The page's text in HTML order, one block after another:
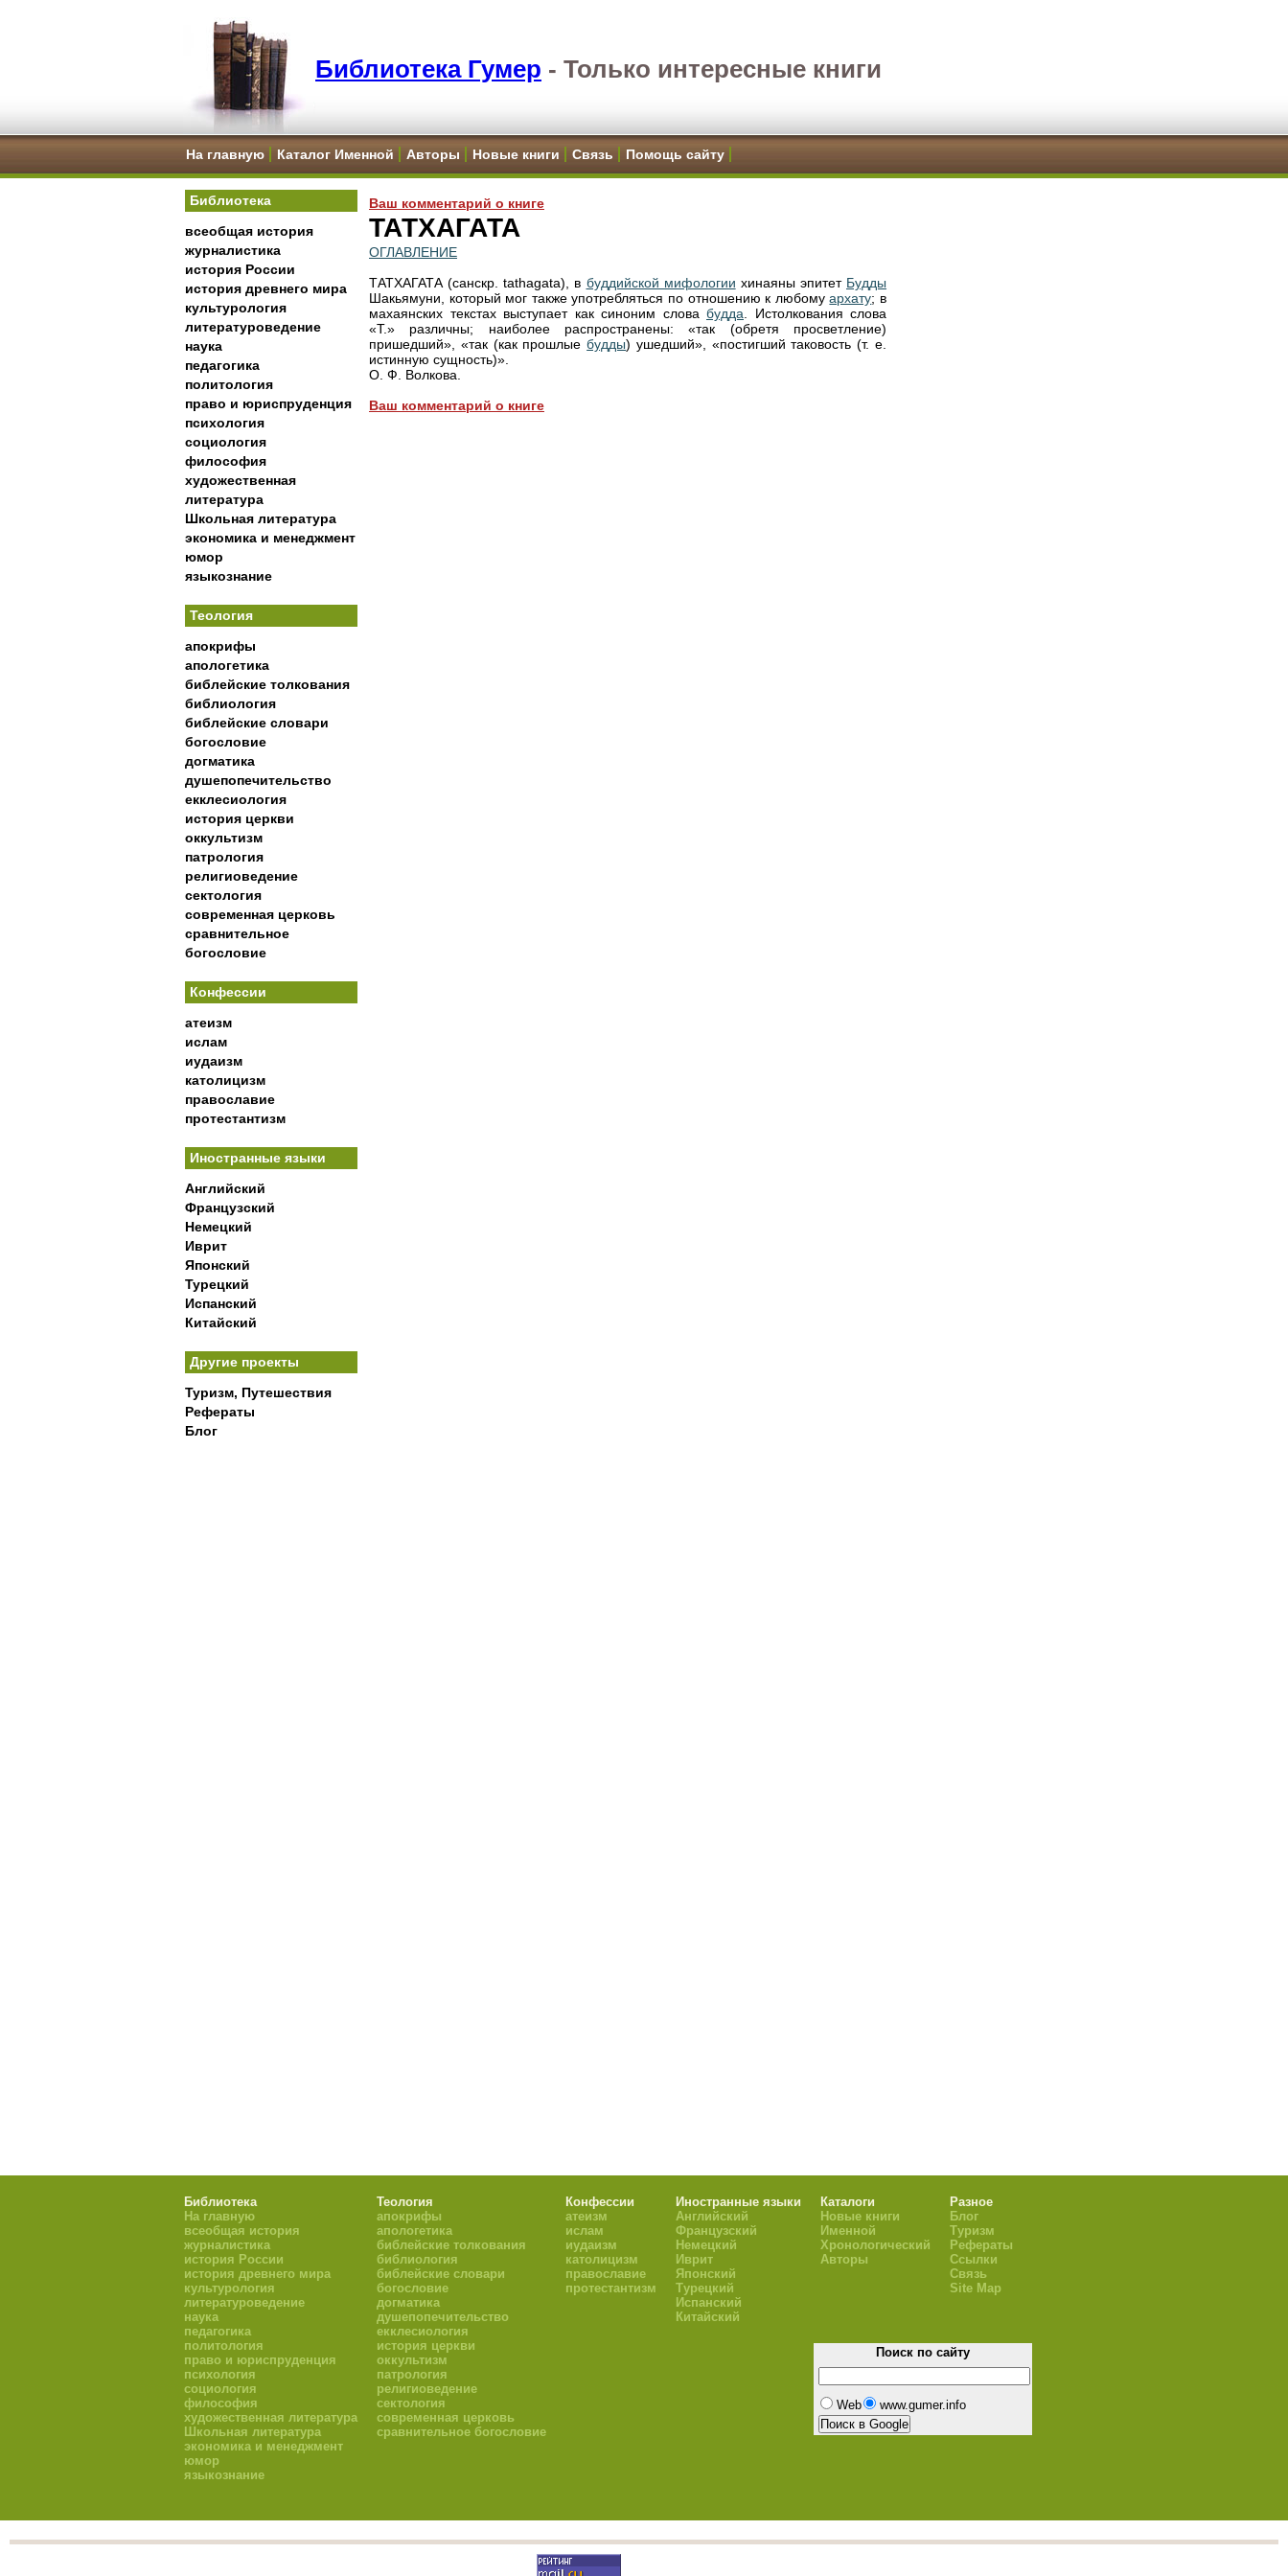
Библиотека Гумер - Только интересные книги
На главную Каталог Именной Авторы Новые книги Связь Помощь сайту
Библиотека
всеобщая история
журналистика
история России
история древнего мира
культурология
литературоведение
наука
педагогика
политология
право и юриспруденция
психология
социология
философия
художественная
литература
Школьная литература
экономика и менеджмент
юмор
языкознание
Теология
апокрифы
апологетика
библейские толкования
библиология
библейские словари
богословие
догматика
душепопечительство
екклесиология
история церкви
оккультизм
патрология
религиоведение
сектология
современная церковь
сравнительное
богословие
Конфессии
атеизм
ислам
иудаизм
католицизм
православие
протестантизм
Иностранные языки
Английский
Французский
Немецкий
Иврит
Японский
Турецкий
Испанский
Китайский
Другие проекты
Туризм, Путешествия
Рефераты
Блог
Ваш комментарий о книге
ТАТХАГАТА
ОГЛАВЛЕНИЕ
ТАТХАГАТА (санскр. tathagata), в буддийской мифологии хинаяны эпитет Будды
Шакьямуни, который мог также употребляться по отношению к любомуархату; в
махаянских текстах выступает как синоним слова будда . Истолкования слова
«Т.» различны; наиболее распространены: «так (обретя просветление)
пришедший», «так (как прошлыебудды) ушедший», «постигший таковость (т. е.
истинную сущность)».
О. Ф. Волкова.
Ваш комментарий о книге
Библиотека
На главную
всеобщая история
журналистика
история России
история древнего мира
культурология
литературоведение
наука
педагогика
политология
право и юриспруденция
психология
социология
философия
художественная литература
Школьная литература
экономика и менеджмент
юмор
языкознание
Теология
апокрифы
апологетика
библейские толкования
библиология
библейские словари
богословие
догматика
душепопечительство
екклесиология
история церкви
оккультизм
патрология
религиоведение
сектология
современная церковь
сравнительное богословие
Конфессии
атеизм
ислам
иудаизм
католицизм
православие
протестантизм
Иностранные языки
Английский
Французский
Немецкий
Иврит
Японский
Турецкий
Испанский
Китайский
Каталоги
Новые книги
Именной
Хронологический
Авторы
Разное
Блог
Туризм
Рефераты
Ссылки
Связь
Site Map
Поиск по сайту
Web www.gumer.info